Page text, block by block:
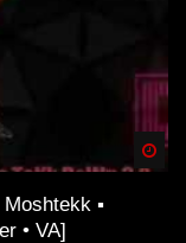
▪
• VA]